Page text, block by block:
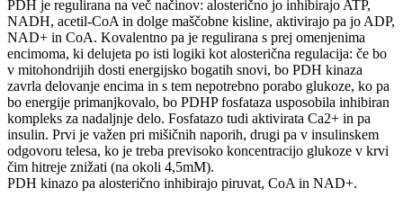
PDH je regulirana na več načinov: alosterično jo inhibirajo ATP,
NADH, acetil-CoA in dolge maščobne kisline, aktivirajo pa jo ADP,
NAD+ in CoA. Kovalentno pa je regulirana s prej omenjenima
encimoma, ki delujeta po isti logiki kot alosterična regulacija: če bo
v mitohondrijih dosti energijsko bogatih snovi, bo PDH kinaza
zavrla delovanje encima in s tem nepotrebno porabo glukoze, ko pa
bo energije primanjkovalo, bo PDHP fosfataza usposobila inhibiran
kompleks za nadaljnje delo. Fosfatazo tudi aktivirata Ca2+ in pa
insulin. Prvi je važen pri mišičnih naporih, drugi pa v insulinskem
odgovoru telesa, ko je treba previsoko koncentracijo glukoze v krvi
čim hitreje znižati (na okoli 4,5mM).
PDH kinazo pa alosterično inhibirajo piruvat, CoA in NAD+.